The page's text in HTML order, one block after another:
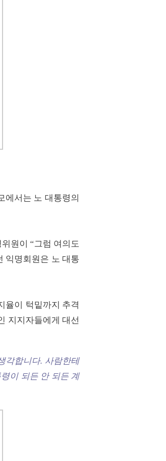
에서는 노 대통령의
원이 “그럼 여의도
익명회원은 노 대통
율이 턱밑까지 추격
지지자들에게 대선
각합니다. 사람한테
이 되든 안 되든 계